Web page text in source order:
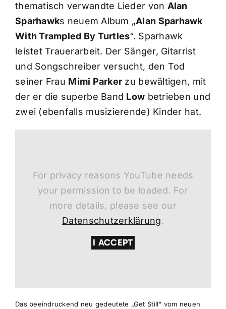
thematisch verwandte Lieder von Alan
Sparhawks neuem Album „Alan Sparhawk
With Trampled By Turtles“. Sparhawk
leistet Trauerarbeit. Der Sänger, Gitarrist
und Songschreiber versucht, den Tod
seiner Frau Mimi Parker zu bewältigen, mit
der er die superbe Band Low betrieben und
zwei (ebenfalls musizierende) Kinder hat.
For privacy reasons YouTube needs
your permission to be loaded. For
more details, please see our
Datenschutzerklärung.
I ACCEPT
Das beeindruckend neu gedeutete „Get Still“ vom neuen